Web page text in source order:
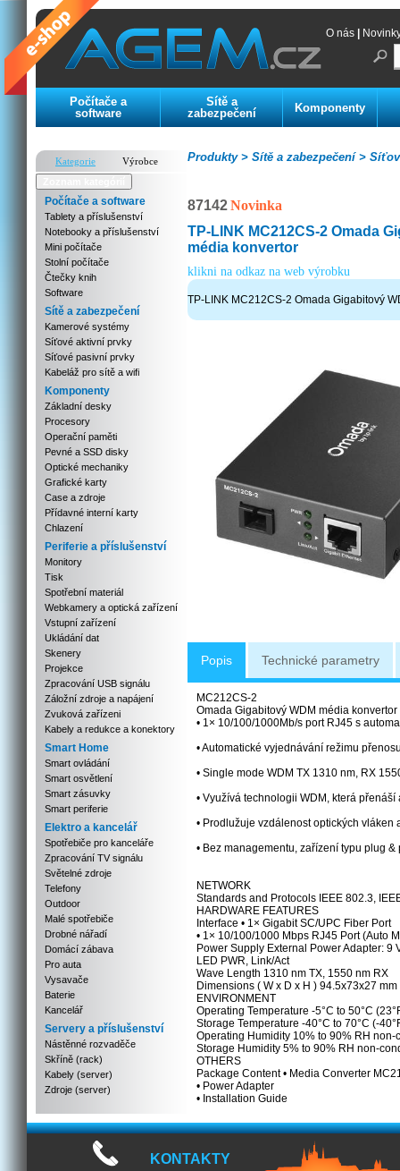
O nás
Počítače a
software
Sítě a
zabezpečení
Komponenty
Kategorie
Výrobce
Počítače a software
Tablety a příslušenství
Notebooky a příslušenství
Mini počítače
Stolní počítače
Čtečky knih
Software
Sítě a zabezpečení
Kamerové systémy
Síťové aktivní prvky
Síťové pasivní prvky
Kabeláž pro sítě a wifi
Komponenty
Základní desky
Procesory
Operační paměti
Pevné a SSD disky
Optické mechaniky
Grafické karty
Case a zdroje
Přídavné interní karty
Chlazení
Periferie a příslušenství
Monitory
Tisk
Spotřební materiál
Webkamery a optická zařízení
Vstupní zařízení
Ukládání dat
Skenery
Projekce
Zpracování USB signálu
Záložní zdroje a napájení
Zvuková zařízeni
Kabely a redukce a konektory
Smart Home
Smart ovládání
Smart osvětlení
Smart zásuvky
Smart periferie
Elektro a kancelář
Spotřebiče pro kanceláře
Zpracování TV signálu
Světelné zdroje
Telefony
Outdoor
Malé spotřebiče
Drobné nářadí
Domácí zábava
Pro auta
Vysavače
Baterie
Kancelář
Servery a příslušenství
Nástěnné rozvaděče
Skříně (rack)
Kabely (server)
Zdroje (server)
Sítě a zabezpečení >
Produkty >
87142Novinka
TP-LINK MC212CS-2 Omada
média konvertor
klikni na odkaz na web výrobku
TP-LINK MC212CS-2 Omada Gigabitový
Popis Technické parametry
MC212CS-2
Omada Gigabitový WDM média konvertor
• 1× 10/100/1000Mb/s port RJ45 s
• Automatické vyjednávání režimu
• Single mode WDM TX 1310 nm, RX
• Využívá technologii WDM, která
• Prodlužuje vzdálenost optických vláken
• Bez managementu, zařízení typu plug &
NETWORK
Standards and Protocols IEEE 802.3,
HARDWARE FEATURES
Interface • 1× Gigabit SC/UPC Fiber Port
• 1× 10/100/1000 Mbps RJ45 Port (Auto
Power Supply External Power Adapter: 9
LED PWR, Link/Act
Wave Length 1310 nm TX, 1550 nm RX
Dimensions ( W x D x H ) 94.5x73x27
ENVIRONMENT
Operating Temperature -5°C to 50°C
Storage Temperature -40°C to 70°C (-
Operating Humidity 10% to 90% RH non-
Storage Humidity 5% to 90% RH non-
OTHERS
Package Content • Media Converter
• Power Adapter
• Installation Guide
KONTAKTY